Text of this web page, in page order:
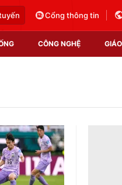
Cổng thông tin
CÔNG NGHỆ